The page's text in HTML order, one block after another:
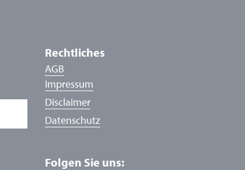
Rechtliches
AGB
Impressum
Disclaimer
Datenschutz
Folgen Sie uns: